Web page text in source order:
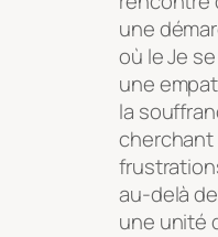
une
où le Je
une
la
cherchant
au-delà
une unité